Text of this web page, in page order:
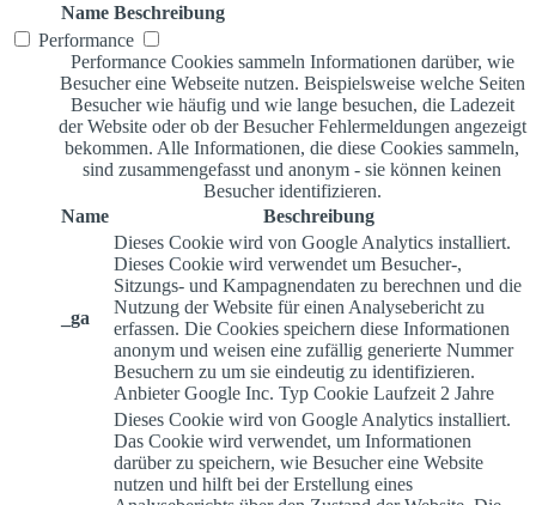
Name Beschreibung
Performance
Performance Cookies sammeln Informationen darüber, wie
Besucher eine Webseite nutzen. Beispielsweise welche Seiten
Besucher wie häufig und wie lange besuchen, die Ladezeit
der Website oder ob der Besucher Fehlermeldungen angezeigt
bekommen. Alle Informationen, die diese Cookies sammeln,
sind zusammengefasst und anonym - sie können keinen
Besucher identifizieren.
Name
Beschreibung
_ga
Dieses Cookie wird von Google Analytics installiert.
Dieses Cookie wird verwendet um Besucher-,
Sitzungs- und Kampagnendaten zu berechnen und die
Nutzung der Website für einen Analysebericht zu
erfassen. Die Cookies speichern diese Informationen
anonym und weisen eine zufällig generierte Nummer
Besuchern zu um sie eindeutig zu identifizieren.
Anbieter Google Inc. Typ Cookie Laufzeit 2 Jahre
Dieses Cookie wird von Google Analytics installiert.
Das Cookie wird verwendet, um Informationen
darüber zu speichern, wie Besucher eine Website
nutzen und hilft bei der Erstellung eines